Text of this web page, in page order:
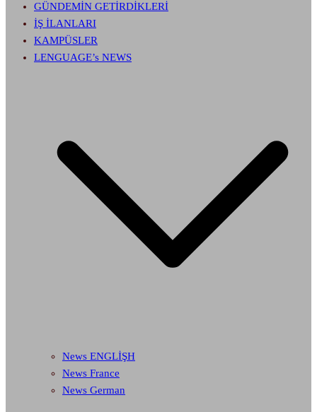
GÜNDEMİN GETİRDİKLERİ
İŞ İLANLARI
KAMPÜSLER
LENGUAGE’s NEWS
News ENGLİŞH
News France
News German